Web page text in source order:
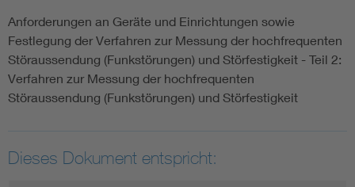
Anforderungen an Geräte und Einrichtungen sowie
Festlegung der Verfahren zur Messung der hochfrequenten
Störaussendung (Funkstörungen) und Störfestigkeit - Teil 2:
Verfahren zur Messung der hochfrequenten
Störaussendung (Funkstörungen) und Störfestigkeit
Dieses Dokument entspricht: